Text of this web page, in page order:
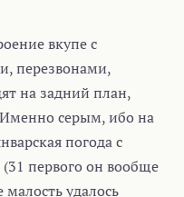
вкупе с
перезвонами,
на задний план,
серым, ибо на
погода с
первого он вообще
удалось